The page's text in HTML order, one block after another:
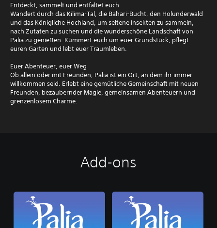
Entdeckt, sammelt und entfaltet euch
Wandert durch das Kilima-Tal, die Bahari-Bucht, den Holunderwald
und das Königliche Hochland, um seltene Insekten zu sammeln,
nach Zutaten zu suchen und die wunderschöne Landschaft von
Palia zu genießen. Kümmert euch um euer Grundstück, pflegt
euren Garten und lebt euer Traumleben.
Euer Abenteuer, euer Weg
Ob allein oder mit Freunden, Palia ist ein Ort, an dem ihr immer
willkommen seid. Erlebt eine gemütliche Gemeinschaft mit neuen
Freunden, bezaubernder Magie, gemeinsamen Abenteuern und
grenzenlosem Charme.
Add-ons